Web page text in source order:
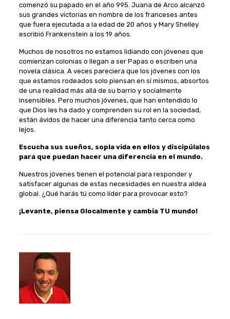
comenzó su papado en el año 995. Juana de Arco alcanzó
sus grandes victorias en nombre de los franceses antes
que fuera ejecutada a la edad de 20 años y Mary Shelley
escribió Frankenstein a los 19 años.
Muchos de nosotros no estamos lidiando con jóvenes que
comienzan colonias o llegan a ser Papas o escriben una
novela clásica. A veces pareciera que los jóvenes con los
que estamos rodeados solo piensan en sí mismos, absortos
de una realidad más allá de su barrio y socialmente
insensibles. Pero muchos jóvenes, que han entendido lo
que Dios les ha dado y comprenden su rol en la sociedad,
están ávidos de hacer una diferencia tanto cerca como
lejos.
Escucha sus sueños, sopla vida en ellos y discipúlalos
para que puedan hacer una diferencia en el mundo.
Nuestros jóvenes tienen el potencial para responder y
satisfacer algunas de estas necesidades en nuestra aldea
global. ¿Qué harás tú como líder para provocar esto?
¡Levante, piensa Glocalmente y cambia TU mundo!